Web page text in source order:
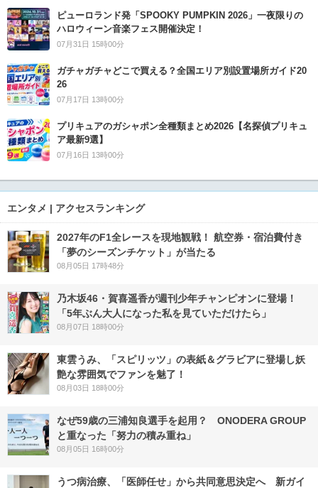
ピューロランド発「SPOOKY PUMPKIN 2026」一夜限りの
ハロウィーン音楽フェス開催決定！
07月31日 15時00分
ガチャガチャどこで買える？全国エリア別設置場所ガイド20
26
07月17日 13時00分
プリキュアのガシャポン全種類まとめ2026【名探偵プリキュ
ア最新9選】
07月16日 13時00分
エンタメ | アクセスランキング
2027年のF1全レースを現地観戦！ 航空券・宿泊費付き
「夢のシーズンチケット」が当たる
08月05日 17時48分
乃木坂46・賀喜遥香が週刊少年チャンピオンに登場！
「5年ぶん大人になった私を見ていただけたら」
08月07日 18時00分
東雲うみ、「スピリッツ」の表紙＆グラビアに登場し妖
艶な雰囲気でファンを魅了！
08月03日 18時00分
なぜ59歳の三浦知良選手を起用？ ONODERA GROUP
と重なった「努力の積み重ね」
08月05日 16時00分
うつ病治療、「医師任せ」から共同意思決定へ 新ガイ